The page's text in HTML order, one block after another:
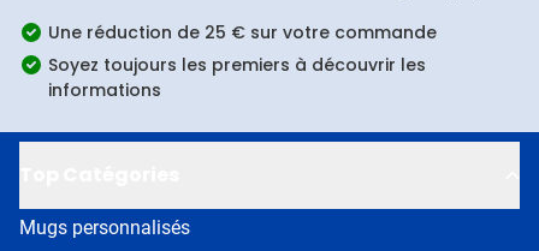
Une réduction de 25 € sur votre commande
Soyez toujours les premiers à découvrir les
informations
Mugs personnalisés